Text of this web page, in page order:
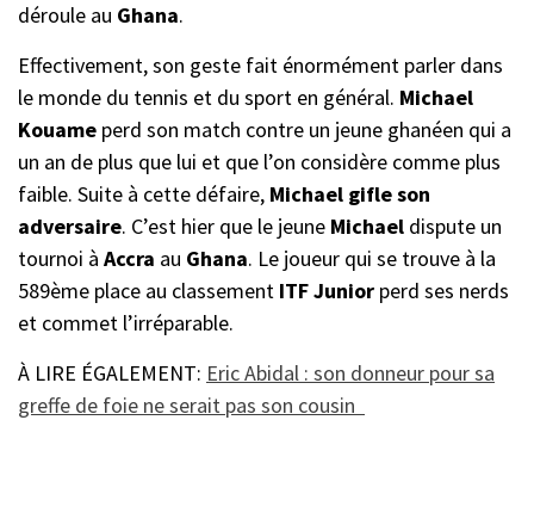
déroule au Ghana.
Effectivement, son geste fait énormément parler dans
le monde du tennis et du sport en général. Michael
Kouame perd son match contre un jeune ghanéen qui a
un an de plus que lui et que l’on considère comme plus
faible. Suite à cette défaire, Michael gifle son
adversaire. C’est hier que le jeune Michael dispute un
tournoi à Accra au Ghana. Le joueur qui se trouve à la
589ème place au classement ITF Junior perd ses nerds
et commet l’irréparable.
À LIRE ÉGALEMENT: Eric Abidal : son donneur pour sa
greffe de foie ne serait pas son cousin